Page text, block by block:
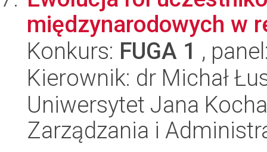
międzynarodowych w
Konkurs: FUGA 1 ,
Kierownik: dr Michał
Uniwersytet Jana
Zarządzania i